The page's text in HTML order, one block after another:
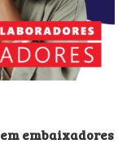
embaixadores